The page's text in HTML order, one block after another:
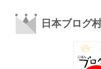
日本ブログ